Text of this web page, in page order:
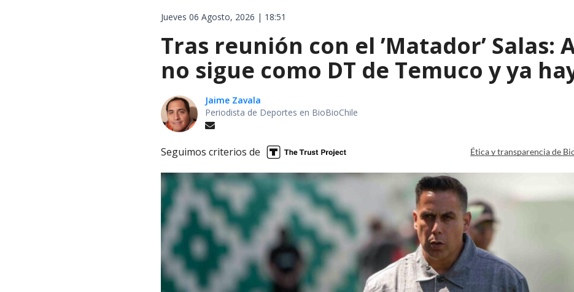
Jueves 06 Agosto, 2026 | 18:51
Tras reunión con el ’Matador’ Salas:
no sigue como DT de Temuco y ya
Jaime Zavala
Periodista de Deportes en BioBioChile
Seguimos criterios de Ética y transparencia de